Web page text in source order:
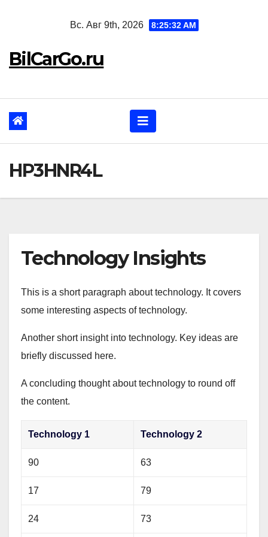
Вс. Авг 9th, 2026 8:25:33 AM
BilCarGo.ru
HP3HNR4L
Technology Insights
This is a short paragraph about technology. It covers
some interesting aspects of technology.
Another short insight into technology. Key ideas are
briefly discussed here.
A concluding thought about technology to round off
the content.
Technology 1 Technology 2
90 63
17 79
24 73